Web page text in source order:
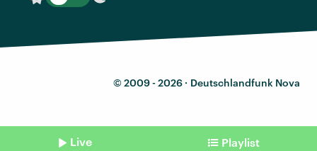
© 2009 - 2026 · Deutschlandfunk Nova
Live Playlist